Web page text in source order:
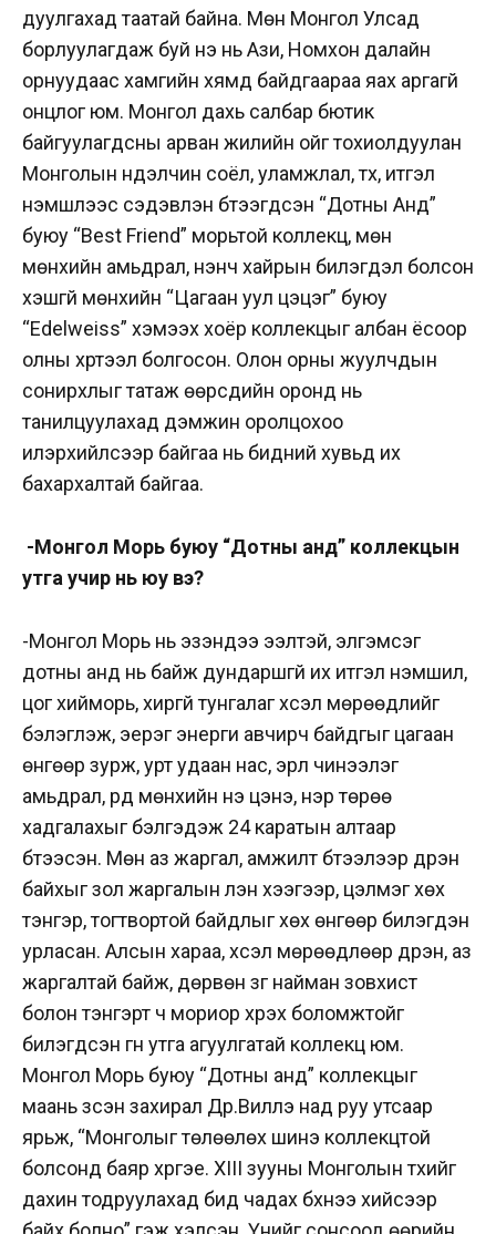
дуулгахад таатай байна. Мөн Монгол Улсад
борлуулагдаж буй үнэ нь Ази, Номхон далайн
орнуудаас хамгийн хямд байдгаараа яах аргагүй
онцлог юм. Монгол дахь салбар бютик
байгуулагдсны арван жилийн ойг тохиолдуулан
Монголын нүүдэлчин соёл, уламжлал, түүх, итгэл
үнэмшлээс сэдэвлэн бүтээгдсэн “Дотны Анд”
буюу “Best Friend” морьтой коллекц, мөн
мөнхийн амьдрал, үнэнч хайрын билэгдэл болсон
үхэшгүй мөнхийн “Цагаан уул цэцэг” буюу
“Edelweiss” хэмээх хоёр коллекцыг албан ёсоор
олны хүртээл болгосон. Олон орны жуулчдын
сонирхлыг татаж өөрсдийн оронд нь
танилцуулахад дэмжин оролцохоо
илэрхийлсээр байгаа нь бидний хувьд их
бахархалтай байгаа.
-Монгол Морь буюу “Дотны анд” коллекцын
утга учир нь юу вэ?
-Монгол Морь нь эзэндээ ээлтэй, элгэмсэг
дотны анд нь байж дундаршгүй их итгэл үнэмшил,
цог хийморь, хиргүй тунгалаг хүсэл мөрөөдлийг
бэлэглэж, эерэг энерги авчирч байдгыг цагаан
өнгөөр зурж, урт удаан нас, эрүүл чинээлэг
амьдрал, үүрд мөнхийн үнэ цэнэ, нэр төрөө
хадгалахыг бэлгэдэж 24 каратын алтаар
бүтээсэн. Мөн аз жаргал, амжилт бүтээлээр дүүрэн
байхыг зол жаргалын үүлэн хээгээр, цэлмэг хөх
тэнгэр, тогтвортой байдлыг хөх өнгөөр билэгдэн
урласан. Алсын хараа, хүсэл мөрөөдлөөр дүүрэн, аз
жаргалтай байж, дөрвөн зүг найман зовхист
болон тэнгэрт ч мориор хүрэх боломжтойг
билэгдсэн гүн утга агуулгатай коллекц юм.
Монгол Морь буюу “Дотны анд” коллекцыг
маань үзсэн захирал Др.Виллэ над руу утсаар
ярьж, “Монголыг төлөөлөх шинэ коллекцтой
болсонд баяр хүргэе. XIII зууны Монголын түүхийг
дахин тодруулахад бид чадах бүхнээ хийсээр